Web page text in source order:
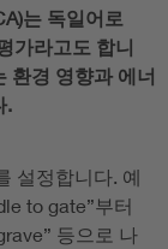
는 독일어로
가라고도 합니
환경 영향과 에너
.
설정합니다. 예
to gate”부터
등으로 나